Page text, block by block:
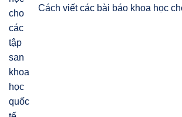
Cách viết các bài báo khoa học